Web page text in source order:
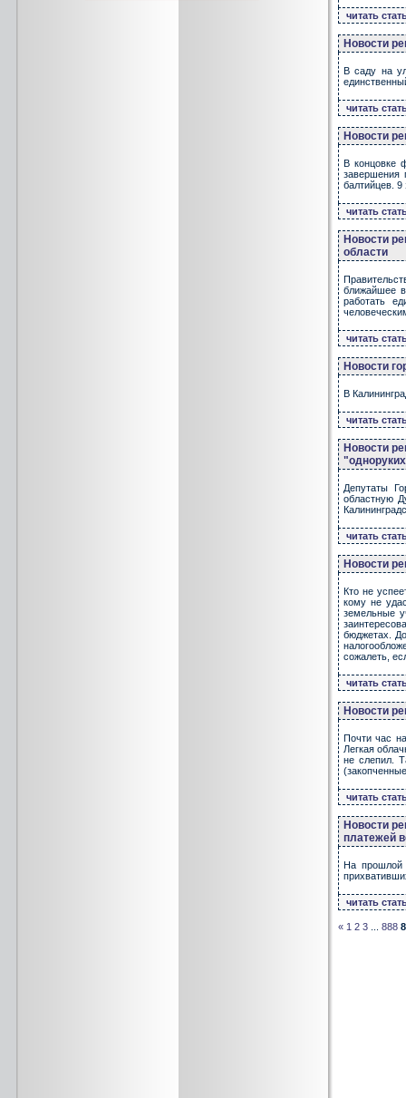
читать
Новости
В саду на
читать
Новости
В концовке
завершения
балтийцев. 9
читать
Новости
области
ближайшее
работать
читать
Новости
В
читать
Новости
Депутаты
областную
читать
Новости
Кто не
кому не
земельные
бюджетах.
сожалеть,
читать
Новости
Почти час
Легкая
не слепил.
читать
Новости
платежей
На прошлой
читать
« 1 2 3... 888